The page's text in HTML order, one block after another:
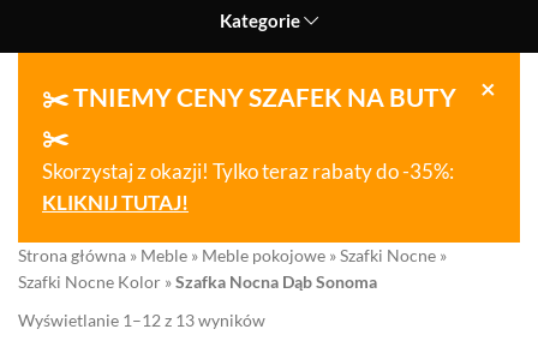
Kategorie
×
✂️ TNIEMY CENY SZAFEK NA BUTY
✂️
Skorzystaj z okazji! Tylko teraz rabaty do -35%:
KLIKNIJ TUTAJ!
Strona główna » Meble » Meble pokojowe »Szafki Nocne »
Szafki Nocne Kolor »Szafka Nocna Dąb Sonoma
Wyświetlanie 1–12 z 13 wyników